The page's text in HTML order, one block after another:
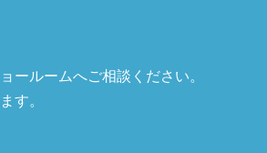
ールームへご相談ください。
す。